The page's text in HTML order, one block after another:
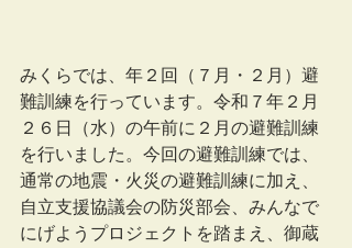
みくらでは、年２回（７月・２月）避
難訓練を行っています。令和７年２月
２６日（水）の午前に２月の避難訓練
を行いました。今回の避難訓練では、
通常の地震・火災の避難訓練に加え、
自立支援協議会の防災部会、みんなで
にげようプロジェクトを踏まえ、御蔵